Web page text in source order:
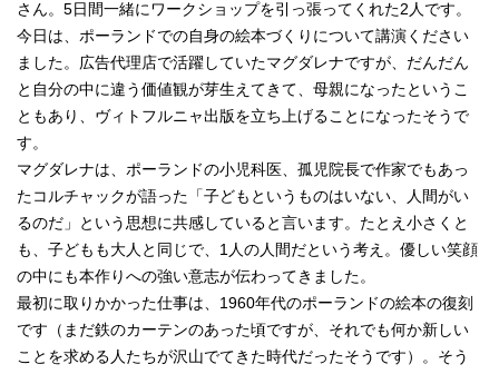
さん。5日間一緒にワークショップを引っ張ってくれた2人です。
今日は、ポーランドでの自身の絵本づくりについて講演ください
ました。広告代理店で活躍していたマグダレナですが、だんだん
と自分の中に違う価値観が芽生えてきて、母親になったというこ
ともあり、ヴィトフルニャ出版を立ち上げることになったそうで
す。
マグダレナは、ポーランドの小児科医、孤児院長で作家でもあっ
たコルチャックが語った「子どもというものはいない、人間がい
るのだ」という思想に共感していると言います。たとえ小さくと
も、子どもも大人と同じで、1人の人間だという考え。優しい笑顔
の中にも本作りへの強い意志が伝わってきました。
最初に取りかかった仕事は、1960年代のポーランドの絵本の復刻
です（まだ鉄のカーテンのあった頃ですが、それでも何か新しい
ことを求める人たちが沢山でてきた時代だったそうです）。そう